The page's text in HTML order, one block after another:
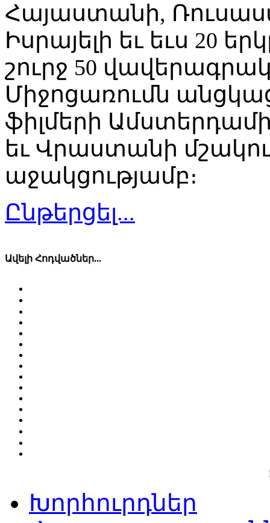
Հայաստանի,
Իսրայելի եւ եւս 20
շուրջ 50
Միջոցառումն
ֆիլմերի
եւ Վրաստանի
աջակցությամբ։
Ընթերցել...
Ավելի Հոդվածներ...
Խորհուրդներ